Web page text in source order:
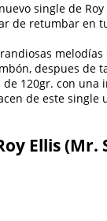
single de
de retumbar en
despues de
120gr. con una
de este single
Ellis (Mr.